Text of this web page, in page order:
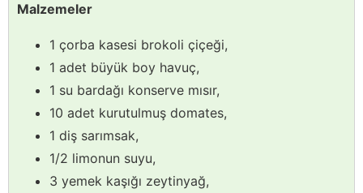
Malzemeler
1 çorba kasesi brokoli çiçeği,
1 adet büyük boy havuç,
1 su bardağı konserve mısır,
10 adet kurutulmuş domates,
1 diş sarımsak,
1/2 limonun suyu,
3 yemek kaşığı zeytinyağ,